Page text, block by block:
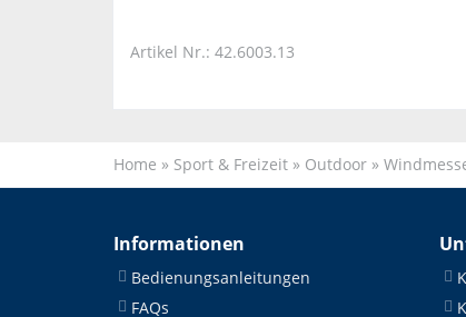
Artikel Nr.: 42.6003.13
Home » Sport & Freizeit » Outdoor »
Informationen
Bedienungsanleitungen
FAQs